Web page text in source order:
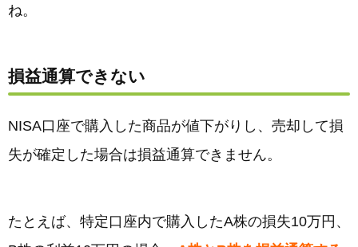
ね。
損益通算できない
NISA口座で購入した商品が値下がりし、売却して損
失が確定した場合は損益通算できません。
たとえば、特定口座内で購入したA株の損失10万円、